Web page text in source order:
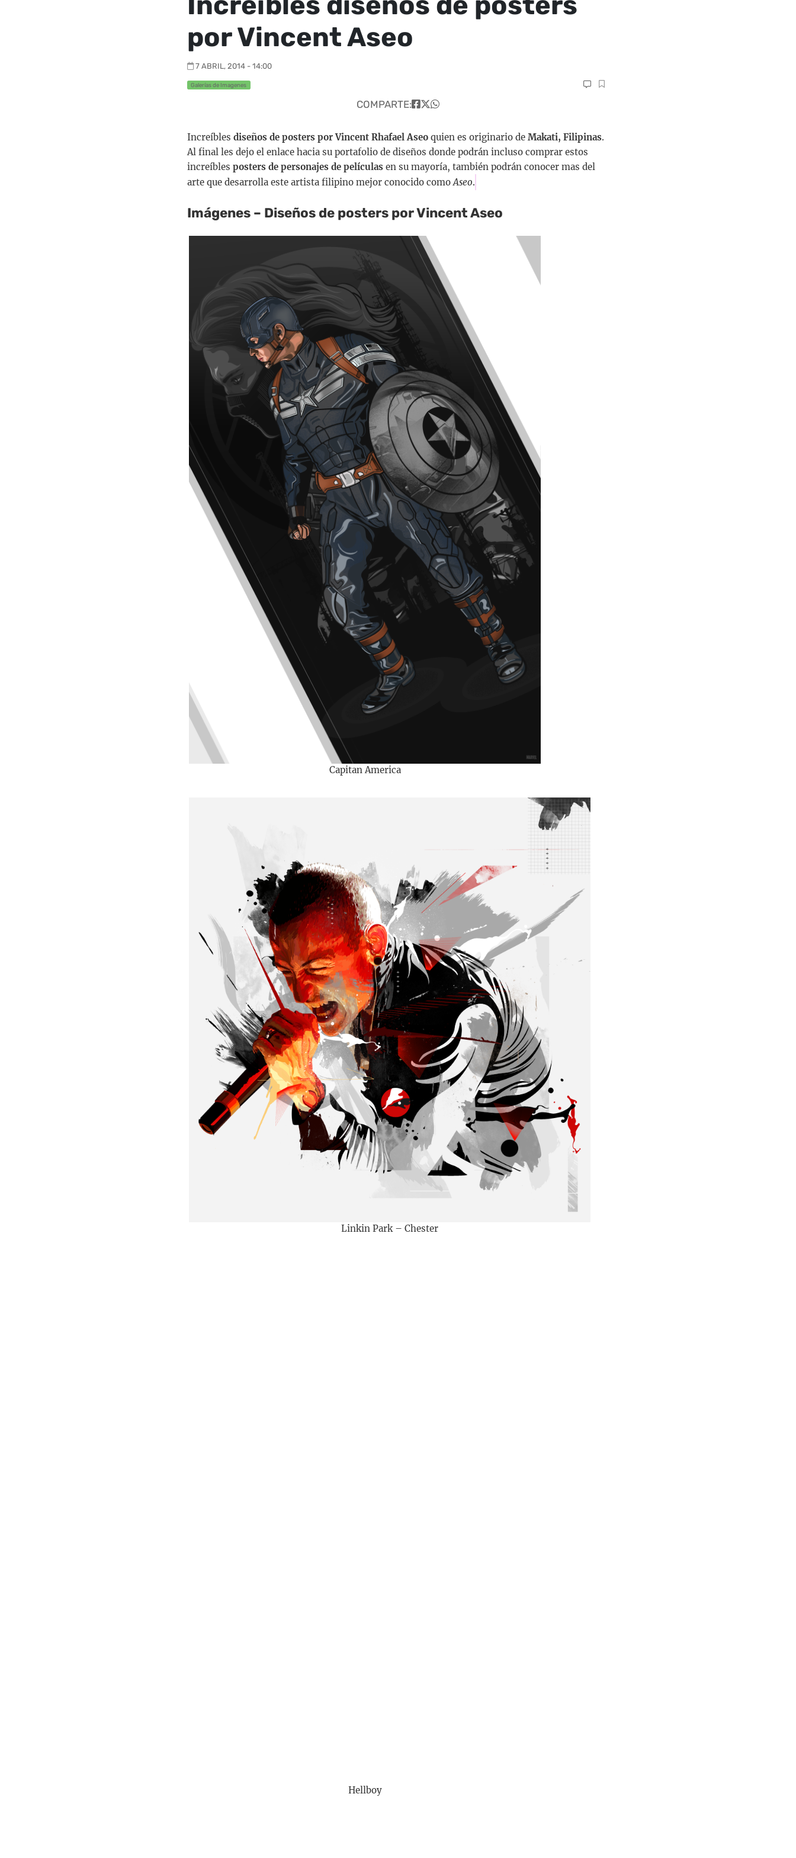
por Vincent Aseo
7 ABRIL, 2014 - 14:00
Galerías de Imagenes
COMPARTE:
Increíbles diseños de posters por Vincent Rhafael Aseo quien es originario de Makati, Filipinas.
Al final les dejo el enlace hacia su portafolio de diseños donde podrán incluso comprar estos
increíbles posters de personajes de películas en su mayoría, también podrán conocer mas del
arte que desarrolla este artista filipino mejor conocido como Aseo.
Imágenes – Diseños de posters por Vincent Aseo
Capitan America
Linkin Park – Chester
Hellboy